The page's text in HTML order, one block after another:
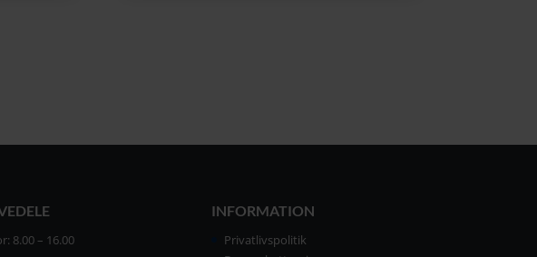
8.00 – 16.00
INFORMATION
Privatlivspolitik